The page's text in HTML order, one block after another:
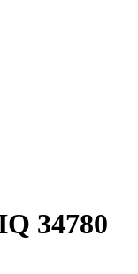
34780